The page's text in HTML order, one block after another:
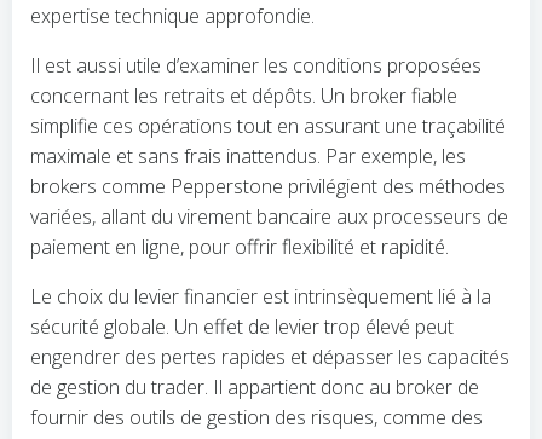
expertise technique approfondie.
Il est aussi utile d’examiner les conditions proposées
concernant les retraits et dépôts. Un broker fiable
simplifie ces opérations tout en assurant une traçabilité
maximale et sans frais inattendus. Par exemple, les
brokers comme Pepperstone privilégient des méthodes
variées, allant du virement bancaire aux processeurs de
paiement en ligne, pour offrir flexibilité et rapidité.
Le choix du levier financier est intrinsèquement lié à la
sécurité globale. Un effet de levier trop élevé peut
engendrer des pertes rapides et dépasser les capacités
de gestion du trader. Il appartient donc au broker de
fournir des outils de gestion des risques, comme des